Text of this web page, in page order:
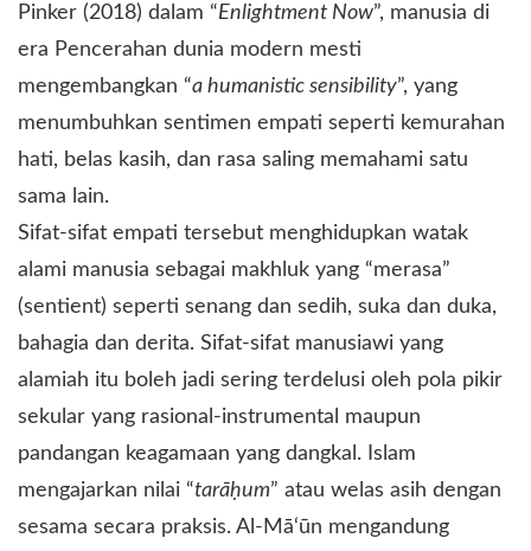
Pinker (2018) dalam “Enlightment Now”, manusia di
era Pencerahan dunia modern mesti
mengembangkan “a humanistic sensibility”, yang
menumbuhkan sentimen empati seperti kemurahan
hati, belas kasih, dan rasa saling memahami satu
sama lain.
Sifat-sifat empati tersebut menghidupkan watak
alami manusia sebagai makhluk yang “merasa”
(sentient) seperti senang dan sedih, suka dan duka,
bahagia dan derita. Sifat-sifat manusiawi yang
alamiah itu boleh jadi sering terdelusi oleh pola pikir
sekular yang rasional-instrumental maupun
pandangan keagamaan yang dangkal. Islam
mengajarkan nilai “tarāḥum” atau welas asih dengan
sesama secara praksis. Al-Mā‘ūn mengandung